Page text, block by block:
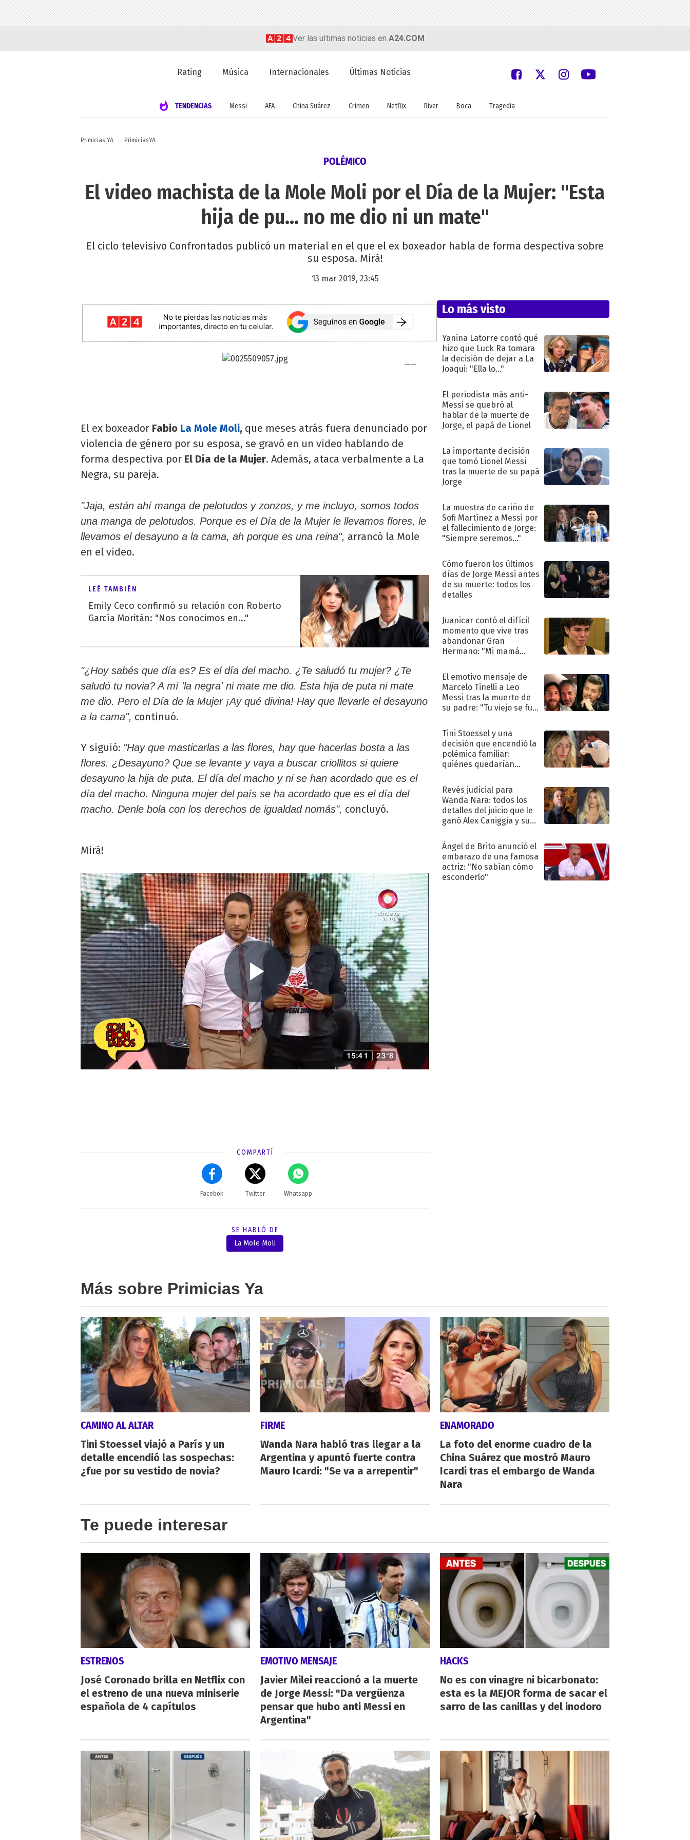
Ver las ultimas noticias en A24.COM
Rating Música Internacionales Últimas Noticias
TENDENCIAS Messi AFA China Suárez Crimen Netflix River Boca Tragedia
Primicias YA PrimiciasYA
POLÉMICO
El video machista de la Mole Moli por el Día de la Mujer: "Esta
hija de pu... no me dio ni un mate"
El ciclo televisivo Confrontados publicó un material en el que el ex boxeador habla de forma despectiva sobre
su esposa. Mirá!
13 mar 2019, 23:45
El ex boxeador Fabio La Mole Moli, que meses atrás fuera denunciado por
violencia de género por su esposa, se gravó en un video hablando de
forma despectiva por El Día de la Mujer. Además, ataca verbalmente a La
Negra, su pareja.
"Jaja, están ahí manga de pelotudos y zonzos, y me incluyo, somos todos
una manga de pelotudos. Porque es el Día de la Mujer le llevamos flores, le
llevamos el desayuno a la cama, ah porque es una reina", arrancó la Mole
en el video.
LEÉ TAMBIÉN
Emily Ceco confirmó su relación con Roberto
García Moritán: "Nos conocimos en..."
"¿Hoy sabés que día es? Es el día del macho. ¿Te saludó tu mujer? ¿Te
saludó tu novia? A mí 'la negra' ni mate me dio. Esta hija de puta ni mate
me dio. Pero el Día de la Mujer ¡Ay qué divina! Hay que llevarle el desayuno
a la cama", continuó.
Y siguió: "Hay que masticarlas a las flores, hay que hacerlas bosta a las
flores. ¿Desayuno? Que se levante y vaya a buscar criollitos si quiere
desayuno la hija de puta. El día del macho y ni se han acordado que es el
día del macho. Ninguna mujer del país se ha acordado que es el día del
macho. Denle bola con los derechos de igualdad nomás", concluyó.
Mirá!
COMPARTÍ
Facebok Twitter Whatsapp
SE HABLÓ DE
La Mole Moli
Lo más visto
Yanina Latorre contó qué
hizo que Luck Ra tomara
la decisión de dejar a La
Joaqui: "Ella lo..."
El periodista más anti-
Messi se quebró al
hablar de la muerte de
Jorge, el papá de Lionel
La importante decisión
que tomó Lionel Messi
tras la muerte de su papá
Jorge
La muestra de cariño de
Sofi Martínez a Messi por
el fallecimiento de Jorge:
"Siempre seremos..."
Cómo fueron los últimos
días de Jorge Messi antes
de su muerte: todos los
detalles
Juanicar contó el difícil
momento que vive tras
abandonar Gran
Hermano: "Mi mamá
El emotivo mensaje de
Marcelo Tinelli a Leo
Messi tras la muerte de
su padre: "Tu viejo se fue
Tini Stoessel y una
decisión que encendió la
polémica familiar:
quiénes quedarían
Revés judicial para
Wanda Nara: todos los
detalles del juicio que le
ganó Alex Caniggia y sus
Ángel de Brito anunció el
embarazo de una famosa
actriz: "No sabían cómo
esconderlo"
Más sobre Primicias Ya
CAMINO AL ALTAR
Tini Stoessel viajó a París y un
detalle encendió las sospechas:
¿fue por su vestido de novia?
FIRME
Wanda Nara habló tras llegar a la
Argentina y apuntó fuerte contra
Mauro Icardi: "Se va a arrepentir"
ENAMORADO
La foto del enorme cuadro de la
China Suárez que mostró Mauro
Icardi tras el embargo de Wanda
Nara
Te puede interesar
ESTRENOS
José Coronado brilla en Netflix con
el estreno de una nueva miniserie
española de 4 capítulos
EMOTIVO MENSAJE
Javier Milei reaccionó a la muerte
de Jorge Messi: "Da vergüenza
pensar que hubo anti Messi en
Argentina"
HACKS
No es con vinagre ni bicarbonato:
esta es la MEJOR forma de sacar el
sarro de las canillas y del inodoro